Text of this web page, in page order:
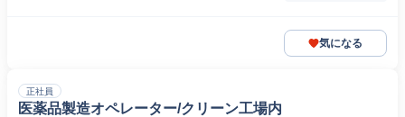
気になる
正社員
医薬品製造オペレーター/クリーン工場内